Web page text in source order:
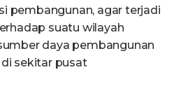
pembangunan, agar terjadi
suatu wilayah
daya pembangunan
sekitar pusat